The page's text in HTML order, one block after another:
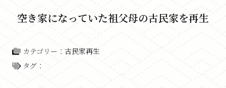
空き家になっていた祖父母の古民家を再生
カテゴリー： 古民家再生
タグ：